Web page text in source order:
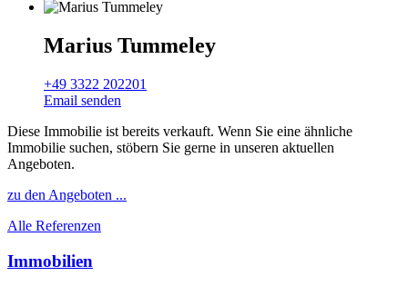
Marius Tummeley
+49 3322 202201
Email senden
Diese Immobilie ist bereits verkauft. Wenn Sie eine ähnliche
Immobilie suchen, stöbern Sie gerne in unseren aktuellen
Angeboten.
zu den Angeboten ...
Alle Referenzen
Immobilien